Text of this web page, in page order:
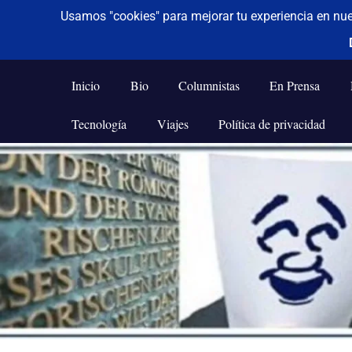
Saltar
al
contenido
De todo un poco
Frases,
Humor,
Tecnología
y
Viajes
Inicio Bio Columnistas En Prensa
Tecnología Viajes Política de privacidad